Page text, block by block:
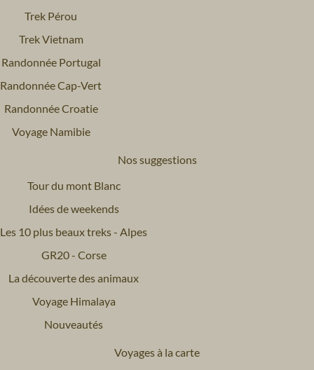
Trek Pérou
Trek Vietnam
Randonnée Portugal
Randonnée Cap-Vert
Randonnée Croatie
Voyage Namibie
Nos suggestions
Tour du mont Blanc
Idées de weekends
Les 10 plus beaux treks - Alpes
GR20 - Corse
La découverte des animaux
Voyage Himalaya
Nouveautés
Voyages à la carte